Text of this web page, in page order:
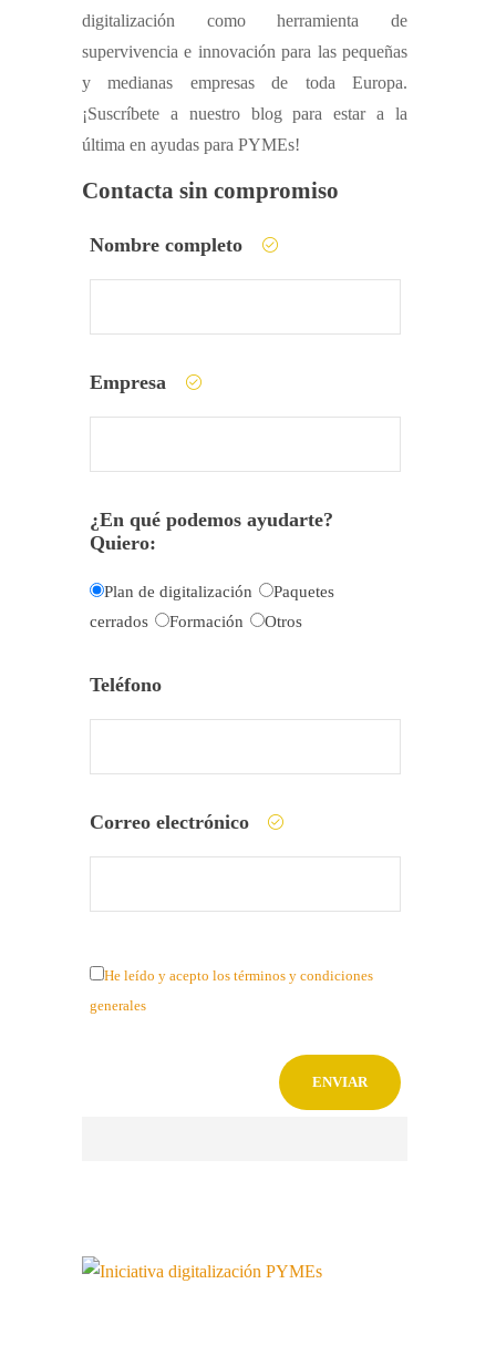
digitalización como herramienta de
supervivencia e innovación para las pequeñas
y medianas empresas de toda Europa.
¡Suscríbete a nuestro blog para estar a la
última en ayudas para PYMEs!
Contacta sin compromiso
Nombre completo
Empresa
¿En qué podemos ayudarte?
Quiero:
Plan de digitalización
Paquetes
cerrados
Formación Otros
Teléfono
Correo electrónico
He leído y acepto los términos y condiciones
generales